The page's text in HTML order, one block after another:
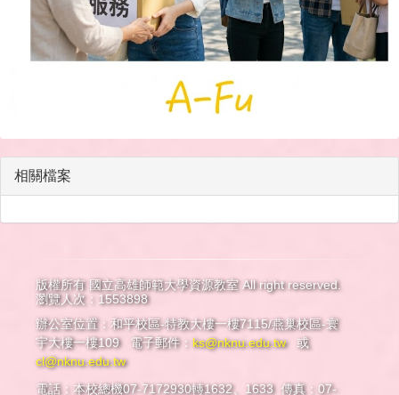
相關檔案
版權所有 國立高雄師範大學資源教室 All right reserved.
瀏覽人次：1553898
辦公室位置：和平校區-特教大樓一樓7115/燕巢校區-寰
宇大樓一樓109 電子郵件： ks@nknu.edu.tw 或
cl@nknu.edu.tw
電話：本校總機07-7172930轉1632、1633 傳真：07-